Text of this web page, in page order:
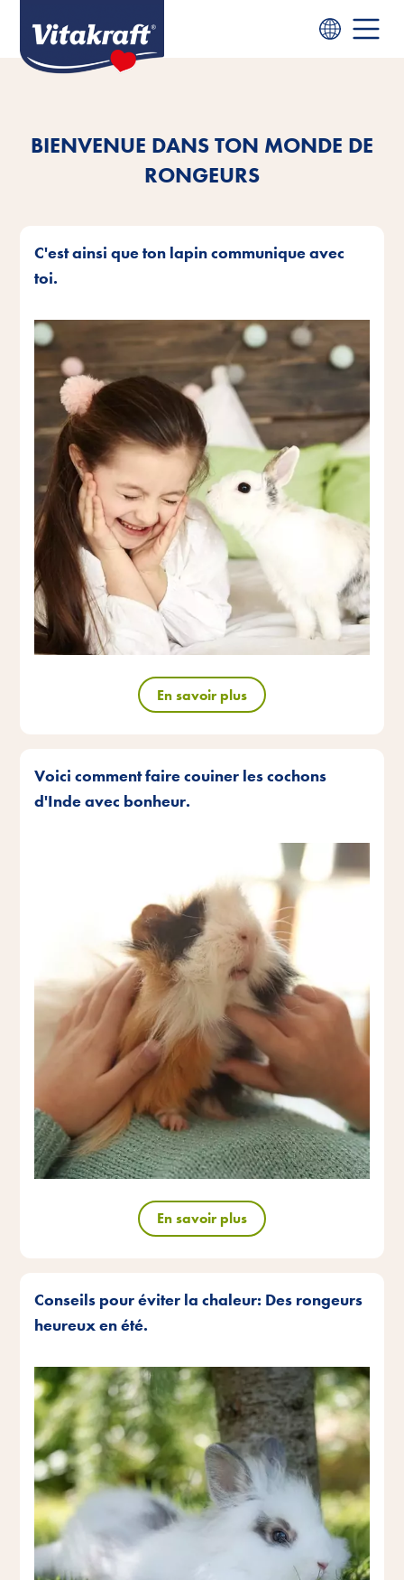
BIENVENUE DANS TON MONDE DE
RONGEURS
C'est ainsi que ton lapin communique avec
toi.
En savoir plus
Voici comment faire couiner les cochons
d'Inde avec bonheur.
En savoir plus
Conseils pour éviter la chaleur: Des rongeurs
heureux en été.